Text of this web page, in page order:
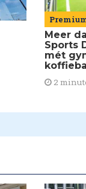
Meer
Sports
mét
2